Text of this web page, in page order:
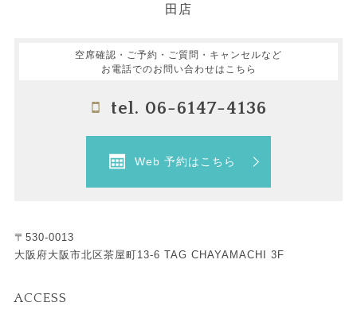
田店
空席確認・ご予約・ご質問・キャンセルなど
お電話でのお問い合わせはこちら
tel. 06-6147-4136
Web 予約はこちら
〒530-0013
大阪府大阪市北区茶屋町13-6 TAG CHAYAMACHI 3F
ACCESS